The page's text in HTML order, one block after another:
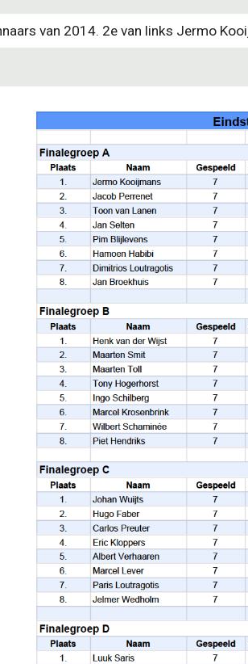
van 2014. 2e van links Jermo